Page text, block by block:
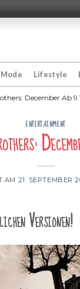
Mode Lifestyle
December Ab
ENTERTAINMENT
AM 21. SEPTEMBER
Versionen!